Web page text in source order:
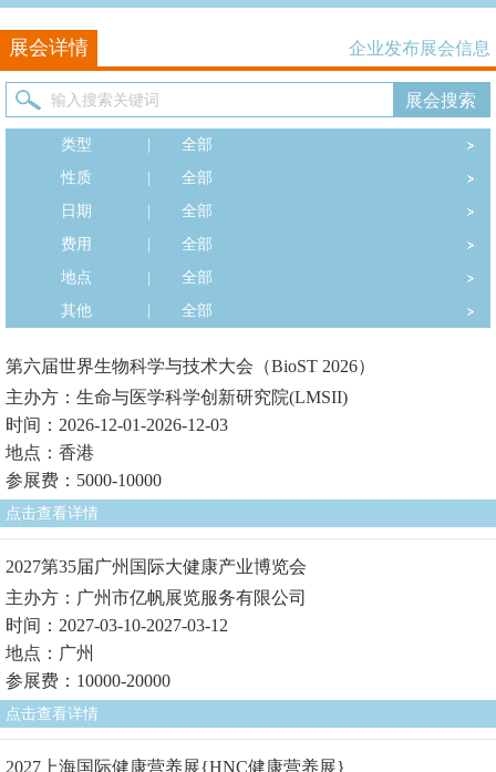
展会详情 企业发布展会信息
类型
全部
性质
全部
日期
全部
费用
全部
地点
全部
其他
全部
第六届世界生物科学与技术大会（BioST 2026）
主办方：生命与医学科学创新研究院(LMSII)
时间：2026-12-01-2026-12-03
地点：香港
参展费：5000-10000
点击查看详情
2027第35届广州国际大健康产业博览会
主办方：广州市亿帆展览服务有限公司
时间：2027-03-10-2027-03-12
地点：广州
参展费：10000-20000
点击查看详情
2027上海国际健康营养展{HNC健康营养展}